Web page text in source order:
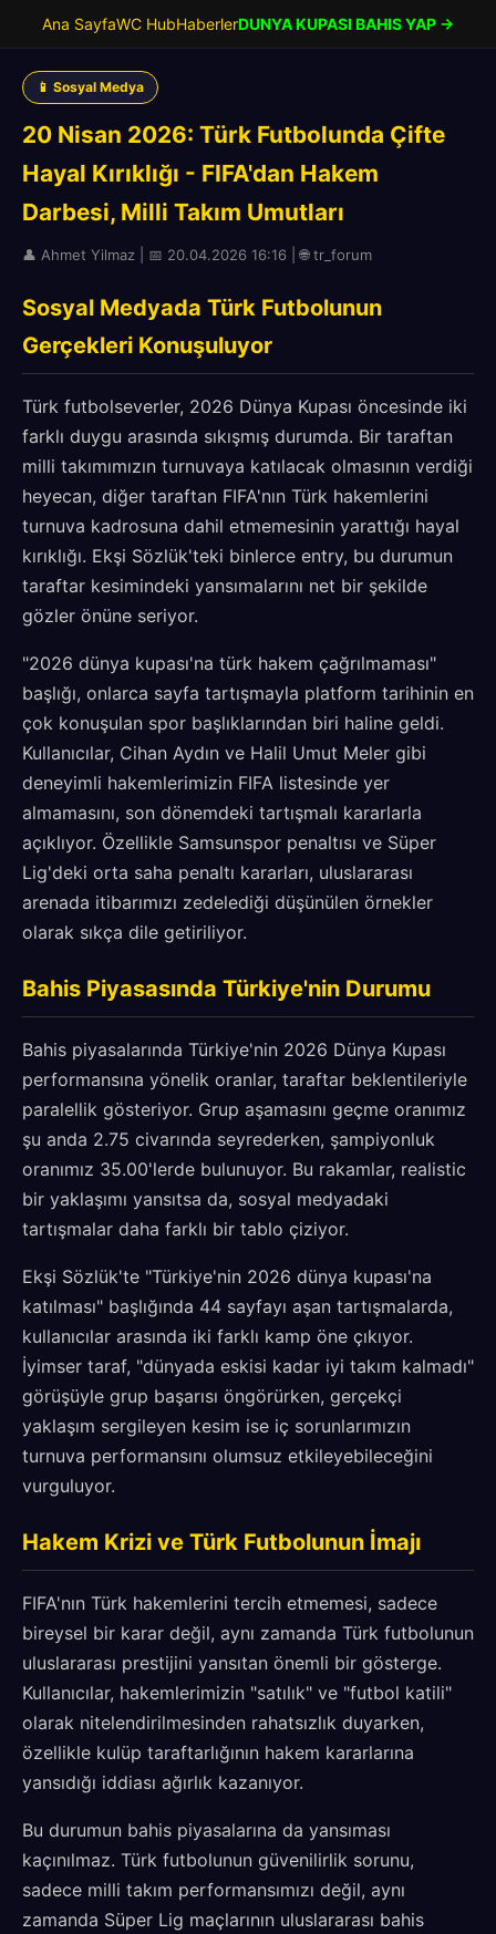
Ana SayfaWC HubHaberlerDUNYA KUPASI BAHIS YAP →
📱 Sosyal Medya
20 Nisan 2026: Türk Futbolunda Çifte
Hayal Kırıklığı - FIFA'dan Hakem
Darbesi, Milli Takım Umutları
👤 Ahmet Yilmaz | 📅 20.04.2026 16:16 | 🌐 tr_forum
Sosyal Medyada Türk Futbolunun
Gerçekleri Konuşuluyor
Türk futbolseverler, 2026 Dünya Kupası öncesinde iki
farklı duygu arasında sıkışmış durumda. Bir taraftan
milli takımımızın turnuvaya katılacak olmasının verdiği
heyecan, diğer taraftan FIFA'nın Türk hakemlerini
turnuva kadrosuna dahil etmemesinin yarattığı hayal
kırıklığı. Ekşi Sözlük'teki binlerce entry, bu durumun
taraftar kesimindeki yansımalarını net bir şekilde
gözler önüne seriyor.
"2026 dünya kupası'na türk hakem çağrılmaması"
başlığı, onlarca sayfa tartışmayla platform tarihinin en
çok konuşulan spor başlıklarından biri haline geldi.
Kullanıcılar, Cihan Aydın ve Halil Umut Meler gibi
deneyimli hakemlerimizin FIFA listesinde yer
almamasını, son dönemdeki tartışmalı kararlarla
açıklıyor. Özellikle Samsunspor penaltısı ve Süper
Lig'deki orta saha penaltı kararları, uluslararası
arenada itibarımızı zedelediği düşünülen örnekler
olarak sıkça dile getiriliyor.
Bahis Piyasasında Türkiye'nin Durumu
Bahis piyasalarında Türkiye'nin 2026 Dünya Kupası
performansına yönelik oranlar, taraftar beklentileriyle
paralellik gösteriyor. Grup aşamasını geçme oranımız
şu anda 2.75 civarında seyrederken, şampiyonluk
oranımız 35.00'lerde bulunuyor. Bu rakamlar, realistic
bir yaklaşımı yansıtsa da, sosyal medyadaki
tartışmalar daha farklı bir tablo çiziyor.
Ekşi Sözlük'te "Türkiye'nin 2026 dünya kupası'na
katılması" başlığında 44 sayfayı aşan tartışmalarda,
kullanıcılar arasında iki farklı kamp öne çıkıyor.
İyimser taraf, "dünyada eskisi kadar iyi takım kalmadı"
görüşüyle grup başarısı öngörürken, gerçekçi
yaklaşım sergileyen kesim ise iç sorunlarımızın
turnuva performansını olumsuz etkileyebileceğini
vurguluyor.
Hakem Krizi ve Türk Futbolunun İmajı
FIFA'nın Türk hakemlerini tercih etmemesi, sadece
bireysel bir karar değil, aynı zamanda Türk futbolunun
uluslararası prestijini yansıtan önemli bir gösterge.
Kullanıcılar, hakemlerimizin "satılık" ve "futbol katili"
olarak nitelendirilmesinden rahatsızlık duyarken,
özellikle kulüp taraftarlığının hakem kararlarına
yansıdığı iddiası ağırlık kazanıyor.
Bu durumun bahis piyasalarına da yansıması
kaçınılmaz. Türk futbolunun güvenilirlik sorunu,
sadece milli takım performansımızı değil, aynı
zamanda Süper Lig maçlarının uluslararası bahis